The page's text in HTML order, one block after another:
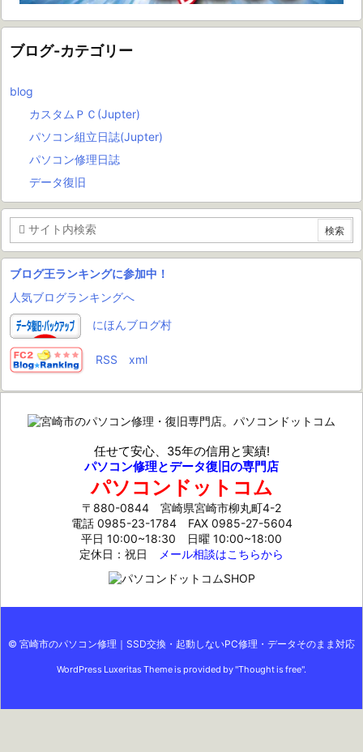
ブログ-カテゴリー
blog
カスタムＰＣ(Jupter)
パソコン組立日誌(Jupter)
パソコン修理日誌
データ復旧
ブログ王ランキングに参加中！
人気ブログランキングへ
にほんブログ村
RSS xml
任せて安心、35年の信用と実績!
パソコン修理とデータ復旧の専門店
パソコンドットコム
〒880-0844 宮崎県宮崎市柳丸町4-2
電話 0985-23-1784FAX 0985-27-5604
平日 10:00~18:30 日曜 10:00~18:00
定休日：祝日
メール相談はこちらから
© 宮崎市のパソコン修理｜SSD交換・起動しないPC修理・データそのまま対応
WordPress Luxeritas Theme is provided by "Thought is free".